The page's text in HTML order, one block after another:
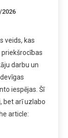
2026
veids, kas
darbu un
iespējas. Šī
bet arī uzlabo
article: